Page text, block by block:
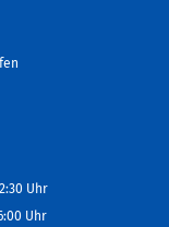
Uhr
Uhr